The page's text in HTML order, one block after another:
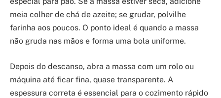
meia colher de chá de azeite; se grudar, polvilhe
farinha aos poucos. O ponto ideal é quando a massa
não gruda nas mãos e forma uma bola uniforme.
Depois do descanso, abra a massa com um rolo ou
máquina até ficar fina, quase transparente. A
espessura correta é essencial para o cozimento rápido